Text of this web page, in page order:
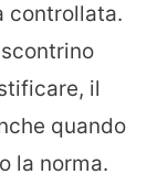
controllata.
il
quando
la norma.